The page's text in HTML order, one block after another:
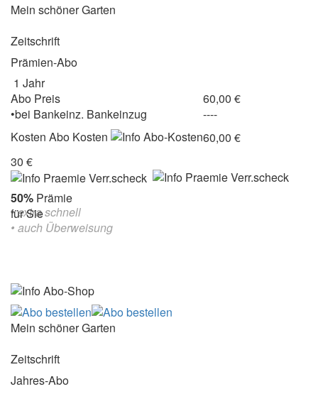
Mein schöner Garten
Zeitschrift
Prämien-Abo
1 Jahr
Abo Preis
60,00 €
•bei Bankeinz. Bankeinzug
----
Kosten Abo Kosten
60,00 €
30 €
50% Prämie
für Sie
• extra schnell
• auch Überweisung
Mein schöner Garten
Zeitschrift
Jahres-Abo